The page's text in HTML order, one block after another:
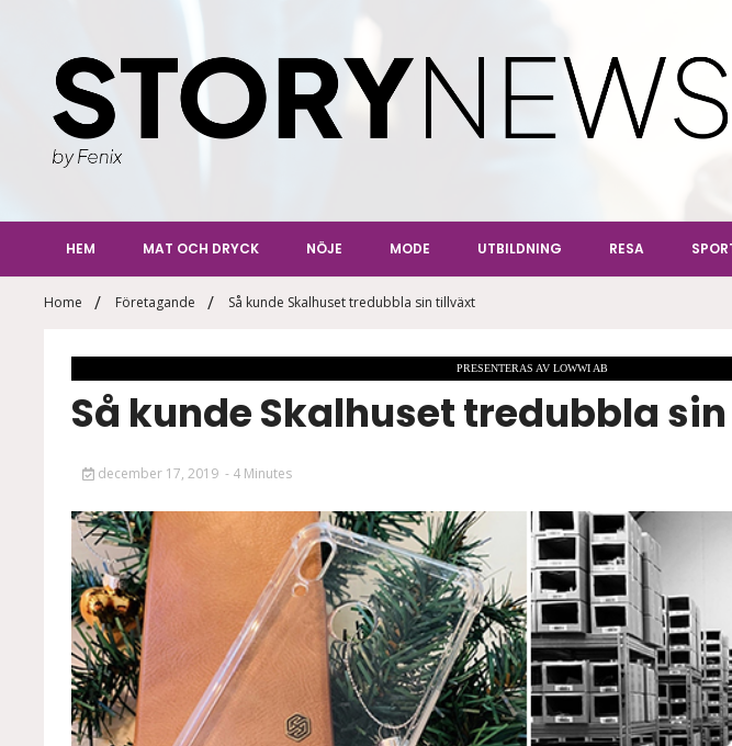
StoryNews
HEM MAT OCH DRYCK NÖJE MODE UTBILDNING RESA
Home Företagande Så kunde Skalhuset tredubbla sin tillväxt
PRESENTERAS AV LOWWI AB
Så kunde Skalhuset tredubbla
december 17, 2019 - 4 Minutes